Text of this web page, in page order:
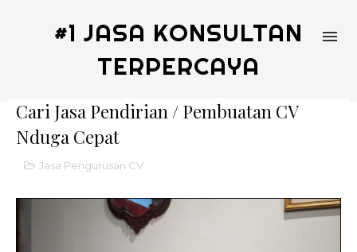
#1 JASA KONSULTAN
TERPERCAYA
Cari Jasa Pendirian / Pembuatan CV
Nduga Cepat
Jasa Pengurusan CV